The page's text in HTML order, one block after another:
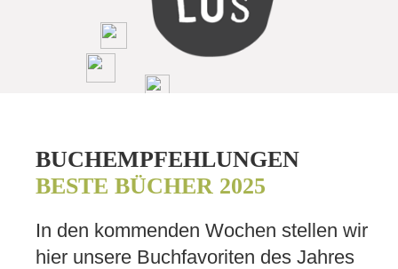
BUCHEMPFEHLUNGEN
BESTE BÜCHER 2025
In den kommenden Wochen stellen wir
hier unsere Buchfavoriten des Jahres